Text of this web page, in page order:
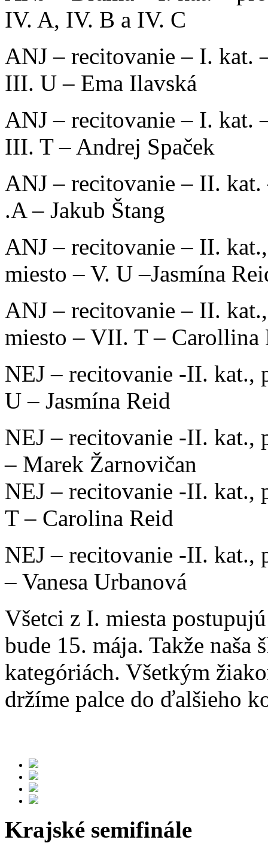
IV. A, IV. B a IV. C
ANJ – recitovanie – I. kat.
III. U – Ema Ilavská
ANJ – recitovanie – I. kat.
III. T – Andrej Spaček
ANJ – recitovanie – II.
.A – Jakub Štang
ANJ – recitovanie – II.
miesto – V. U –Jasmína
ANJ – recitovanie – II.
miesto – VII. T – Carollina
NEJ – recitovanie -II. kat.,
U – Jasmína Reid
NEJ – recitovanie -II. kat.,
– Marek Žarnovičan
NEJ – recitovanie -II. kat.,
T – Carolina Reid
NEJ – recitovanie -II. kat.,
– Vanesa Urbanová
Všetci z I. miesta
bude 15. mája. Takže naša
kategóriách. Všetkým
držíme palce do ďalšieho
Krajské semifinále